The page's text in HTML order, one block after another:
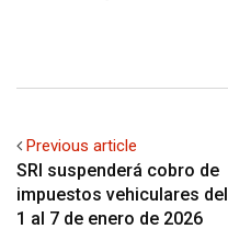
Previous article
SRI suspenderá cobro de
impuestos vehiculares del
1 al 7 de enero de 2026